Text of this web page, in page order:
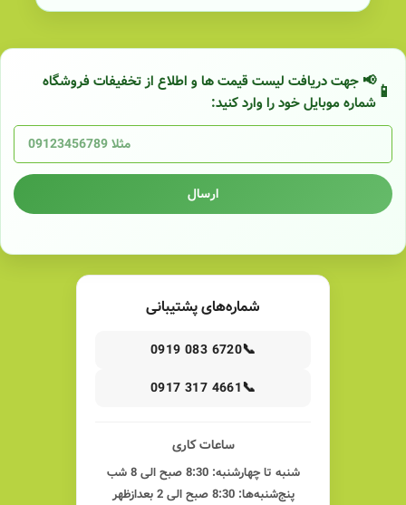
📢 جهت دریافت لیست قیمت ها و اطلاع از تخفیفات فروشگاه
شماره موبایل خود را وارد کنید:
ارسال
شماره‌های پشتیبانی
📞
0919 083 6720
📞
0917 317 4661
ساعات کاری
شنبه تا چهارشنبه: 8:30 صبح الی 8 شب
پنج‌شنبه‌ها: 8:30 صبح الی 2 بعدازظهر